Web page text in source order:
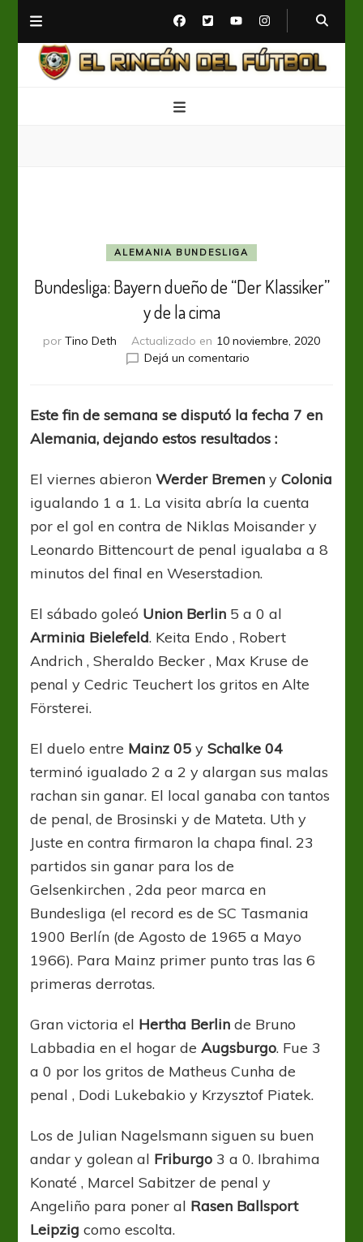
ALEMANIA BUNDESLIGA
Bundesliga: Bayern dueño de “Der Klassiker”
y de la cima
por Tino Deth Actualizado en 10 noviembre, 2020
Dejá un comentarioen
dueño
de
“Der
y
la
cima
Este fin de semana se disputó la fecha 7 en
Alemania, dejando estos resultados :
El viernes abieronWerder BremenyColonia
igualando 1 a 1. La visita abría la cuenta
por el gol en contra de Niklas Moisander y
Leonardo Bittencourt de penal igualaba a 8
minutos del final en Weserstadion.
El sábado goleó Union Berlin 5 a 0 al
Arminia Bielefeld. Keita Endo , Robert
Andrich , Sheraldo Becker , Max Kruse de
penal y Cedric Teuchert los gritos en Alte
Försterei.
El duelo entre Mainz 05 ySchalke 04
terminó igualado 2 a 2 y alargan sus malas
rachan sin ganar. El local ganaba con tantos
de penal, de Brosinski y de Mateta. Uth y
Juste en contra firmaron la chapa final. 23
partidos sin ganar para los de
Gelsenkirchen , 2da peor marca en
Bundesliga (el record es de SC Tasmania
1900 Berlín (de Agosto de 1965 a Mayo
1966). Para Mainz primer punto tras las 6
primeras derrotas.
Gran victoria el Hertha Berlin de Bruno
Labbadia en el hogar deAugsburgo. Fue 3
a 0 por los gritos de Matheus Cunha de
penal , Dodi Lukebakio y Krzysztof Piatek.
Los de Julian Nagelsmann siguen su buen
andar y golean al Friburgo 3 a 0. Ibrahima
Konaté , Marcel Sabitzer de penal y
Angeliño para poner al Rasen Ballsport
Leipzigcomo escolta.